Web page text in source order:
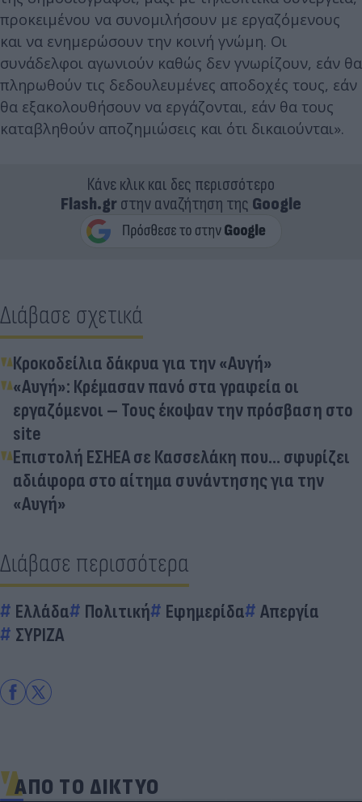
προκειμένου να συνομιλήσουν με εργαζόμενους
και να ενημερώσουν την κοινή γνώμη. Οι
συνάδελφοι αγωνιούν καθώς δεν γνωρίζουν, εάν θα
πληρωθούν τις δεδουλευμένες αποδοχές τους, εάν
θα εξακολουθήσουν να εργάζονται, εάν θα τους
καταβληθούν αποζημιώσεις και ότι δικαιούνται».
Κάνε κλικ και δες περισσότερο
Flash.grστην αναζήτηση της Google
Διάβασε σχετικά
Κροκοδείλια δάκρυα για την «Αυγή»
«Αυγή»: Κρέμασαν πανό στα γραφεία οι
εργαζόμενοι – Τους έκοψαν την πρόσβαση στο
site
Επιστολή ΕΣΗΕΑ σε Κασσελάκη που... σφυρίζει
αδιάφορα στο αίτημα συνάντησης για την
«Αυγή»
Διάβασε περισσότερα
Ελλάδα Πολιτική Εφημερίδα
Απεργία
ΣΥΡΙΖΑ
ΑΠΟ ΤΟ ΔΙΚΤΥΟ